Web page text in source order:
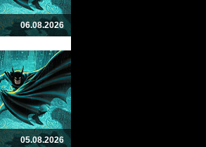
06.08.2026
05.08.2026